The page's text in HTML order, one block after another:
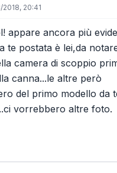
20:41
appare ancora più
te postata è lei,da
camera di scoppio
canna...le altre però
del primo modello da
vorrebbero altre foto.